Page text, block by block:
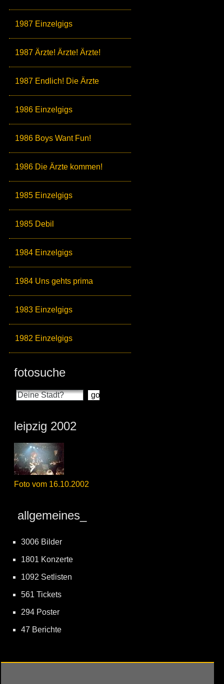
1987 Einzelgigs
1987 Ärzte! Ärzte! Ärzte!
1987 Endlich! Die Ärzte
1986 Einzelgigs
1986 Boys Want Fun!
1986 Die Ärzte kommen!
1985 Einzelgigs
1985 Debil
1984 Einzelgigs
1984 Uns gehts prima
1983 Einzelgigs
1982 Einzelgigs
fotosuche
leipzig 2002
Foto vom 16.10.2002
allgemeines_
3006 Bilder
1801 Konzerte
1092 Setlisten
561 Tickets
294 Poster
47 Berichte